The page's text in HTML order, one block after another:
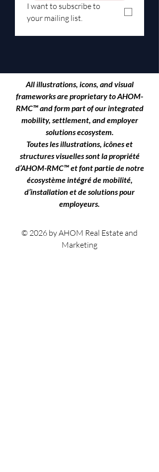
I want to subscribe to
your mailing list.
All illustrations, icons, and visual
frameworks are proprietary toAHOM-
RMC™and form part of our integrated
mobility, settlement, and employer
solutions ecosystem.
Toutes les illustrations, icônes et
structures visuelles sont la propriété
d’AHOM-RMC™ et font partie de notre
écosystème intégré de mobilité,
d’installation et de solutions pour
employeurs.
© 2026 by AHOM Real Estate and
Marketing